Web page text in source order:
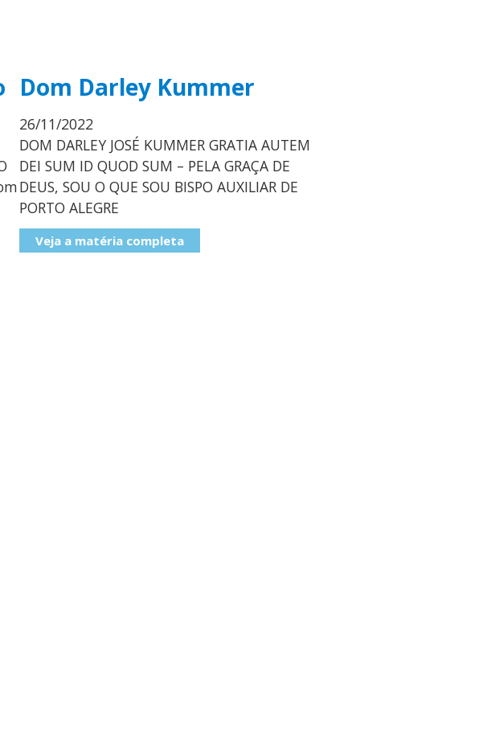
Dom Darley Kummer
26/11/2022
DOM DARLEY JOSÉ KUMMER GRATIA AUTEM
DEI SUM ID QUOD SUM – PELA GRAÇA DE
DEUS, SOU O QUE SOU BISPO AUXILIAR DE
PORTO ALEGRE
Veja a matéria completa